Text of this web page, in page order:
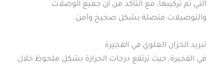
التي تم تركيبها، مع التأكد من أن جميع الوصلات
والتوصيلات متصلة بشكل صحيح وآمن.
تبريد الخزان العلوي في الفجيرة
في الفجيرة، حيث ترتفع درجات الحرارة بشكل ملحوظ خلال